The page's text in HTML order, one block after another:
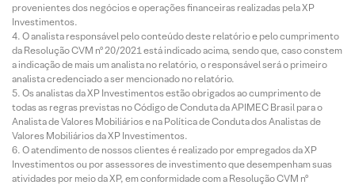
provenientes dos negócios e operações financeiras realizadas pela XP
Investimentos.
O analista responsável pelo conteúdo deste relatório e pelo cumprimento
da Resolução CVM nº 20/2021 está indicado acima, sendo que, caso constem
a indicação de mais um analista no relatório, o responsável será o primeiro
analista credenciado a ser mencionado no relatório.
Os analistas da XP Investimentos estão obrigados ao cumprimento de
todas as regras previstas no Código de Conduta da APIMEC Brasil para o
Analista de Valores Mobiliários e na Política de Conduta dos Analistas de
Valores Mobiliários da XP Investimentos.
O atendimento de nossos clientes é realizado por empregados da XP
Investimentos ou por assessores de investimento que desempenham suas
atividades por meio da XP, em conformidade com a Resolução CVM nº